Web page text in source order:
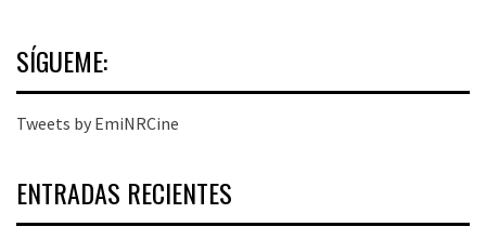
SÍGUEME:
Tweets by EmiNRCine
ENTRADAS RECIENTES